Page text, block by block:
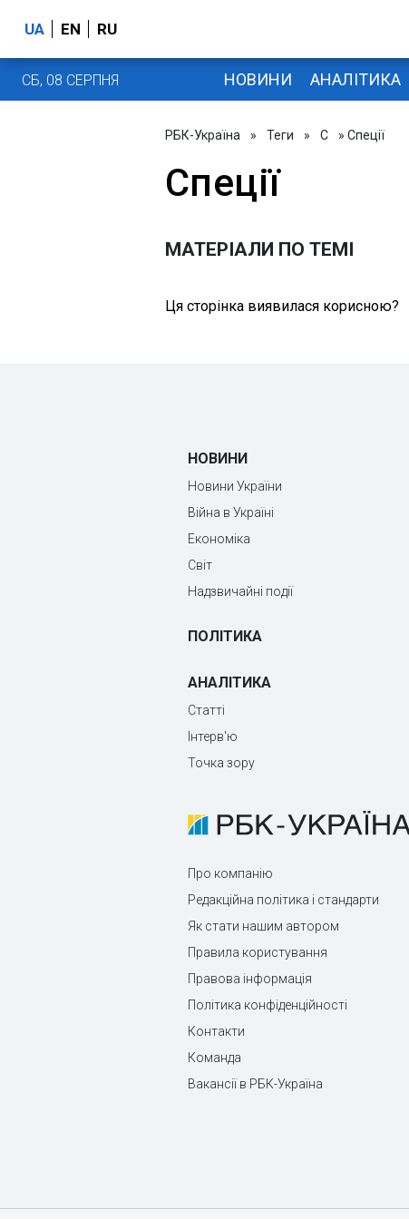
UA EN RU
СБ, 08 СЕРПНЯ НОВИНИ АНАЛІТИКА
РБК-Україна » Теги » С » Спеції
Спеції
МАТЕРІАЛИ ПО ТЕМІ
Ця сторінка виявилася корисною?
НОВИНИ
Новини України
Війна в Україні
Економіка
Світ
Надзвичайні події
ПОЛІТИКА
АНАЛІТИКА
Статті
Інтерв'ю
Точка зору
Про компанію
Редакційна політика і стандарти
Як стати нашим автором
Правила користування
Правова інформація
Політика конфіденційності
Контакти
Команда
Вакансії в РБК-Україна